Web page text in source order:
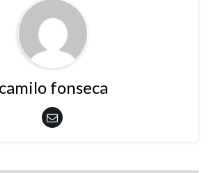
camilo fonseca